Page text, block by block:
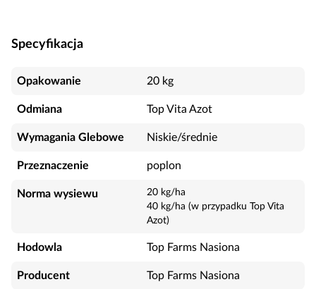
Specyfikacja
Opakowanie 20 kg
Odmiana Top Vita Azot
Wymagania Glebowe Niskie/średnie
Przeznaczenie poplon
Norma wysiewu
20 kg/ha
40 kg/ha (w przypadku Top Vita
Azot)
Hodowla Top Farms Nasiona
Producent Top Farms Nasiona